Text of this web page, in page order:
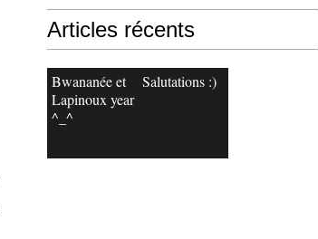
Articles récents
Bwananée et
Lapinoux year
^_^
Salutations :)